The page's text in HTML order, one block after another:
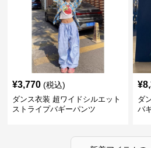
¥3,770 (税込)
ダンス衣装 超ワイドシルエット
ストライプバギーパンツ
¥
ダ
バ